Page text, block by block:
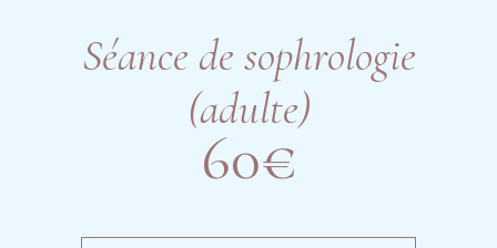
Séance de sophrologie
(adulte)
60€